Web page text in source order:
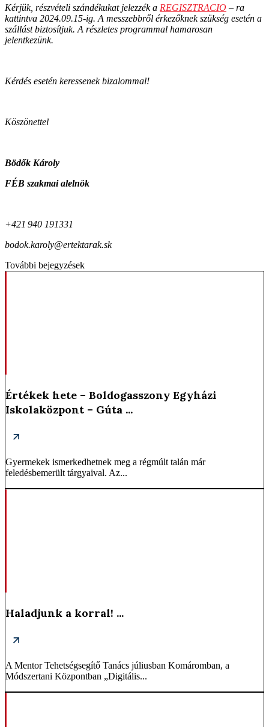
Kérjük, részvételi szándékukat jelezzék a REGISZTRACIO – ra
kattintva 2024.09.15-ig. A messzebbről érkezőknek szükség esetén a
szállást biztosítjuk. A részletes programmal hamarosan
jelentkezünk.
Kérdés esetén keressenek bizalommal!
Köszönettel
Bödők Károly
FÉB szakmai alelnök
+421 940 191331
bodok.karoly@ertektarak.sk
További bejegyzések
Értékek hete – Boldogasszony Egyházi
Iskolaközpont – Gúta ...
Gyermekek ismerkedhetnek meg a régmúlt talán már
feledésbemerült tárgyaival. Az...
Haladjunk a korral! ...
A Mentor Tehetségsegítő Tanács júliusban Komáromban, a
Módszertani Központban „Digitális...